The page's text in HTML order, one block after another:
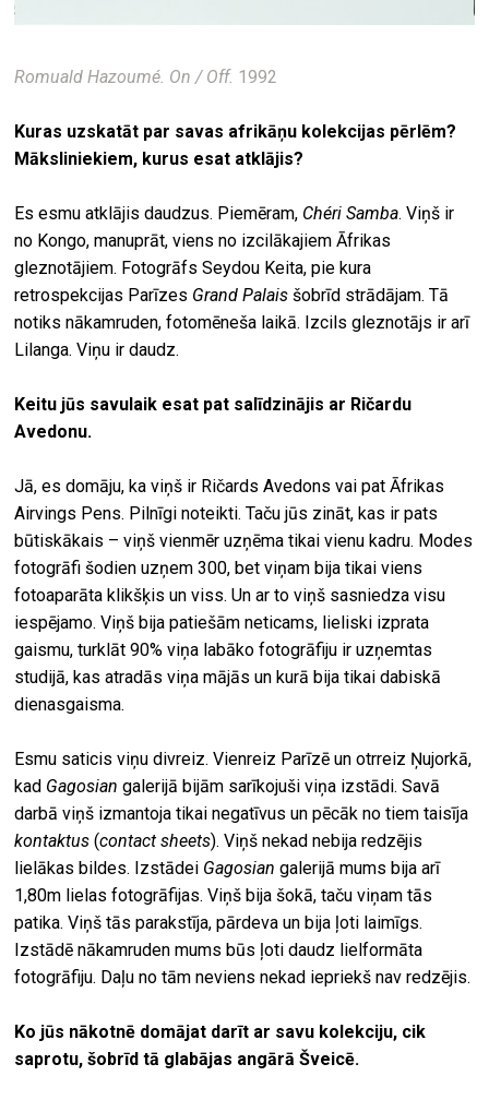
Romuald Hazoumé. On / Off. 1992
Kuras uzskatāt par savas afrikāņu kolekcijas pērlēm?
Māksliniekiem, kurus esat atklājis?
Es esmu atklājis daudzus. Piemēram, Chéri Samba. Viņš ir
no Kongo, manuprāt, viens no izcilākajiem Āfrikas
gleznotājiem. Fotogrāfs Seydou Keita, pie kura
retrospekcijas Parīzes Grand Palais šobrīd strādājam. Tā
notiks nākamruden, fotomēneša laikā. Izcils gleznotājs ir arī
Lilanga. Viņu ir daudz.
Keitu jūs savulaik esat pat salīdzinājis ar Ričardu
Avedonu.
Jā, es domāju, ka viņš ir Ričards Avedons vai pat Āfrikas
Airvings Pens. Pilnīgi noteikti. Taču jūs zināt, kas ir pats
būtiskākais – viņš vienmēr uzņēma tikai vienu kadru. Modes
fotogrāfi šodien uzņem 300, bet viņam bija tikai viens
fotoaparāta klikšķis un viss. Un ar to viņš sasniedza visu
iespējamo. Viņš bija patiešām neticams, lieliski izprata
gaismu, turklāt 90% viņa labāko fotogrāfiju ir uzņemtas
studijā, kas atradās viņa mājās un kurā bija tikai dabiskā
dienasgaisma.
Esmu saticis viņu divreiz. Vienreiz Parīzē un otrreiz Ņujorkā,
kad Gagosian galerijā bijām sarīkojuši viņa izstādi. Savā
darbā viņš izmantoja tikai negatīvus un pēcāk no tiem taisīja
kontaktus (contact sheets). Viņš nekad nebija redzējis
lielākas bildes. Izstādei Gagosian galerijā mums bija arī
1,80m lielas fotogrāfijas. Viņš bija šokā, taču viņam tās
patika. Viņš tās parakstīja, pārdeva un bija ļoti laimīgs.
Izstādē nākamruden mums būs ļoti daudz lielformāta
fotogrāfiju. Daļu no tām neviens nekad iepriekš nav redzējis.
Ko jūs nākotnē domājat darīt ar savu kolekciju, cik
saprotu, šobrīd tā glabājas angārā Šveicē.